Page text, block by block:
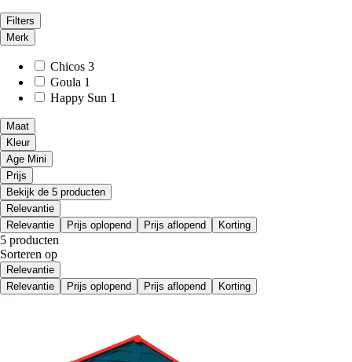
Filters
Merk
Chicos 3
Goula 1
Happy Sun 1
Maat
Kleur
Age Mini
Prijs
Bekijk de 5 producten
Relevantie
Relevantie
Prijs oplopend Prijs aflopend Korting
5 producten
Sorteren op
Relevantie
Relevantie
Prijs oplopend Prijs aflopend Korting